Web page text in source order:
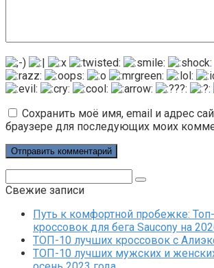
Сохранить моё имя, email и адрес
браузере для последующих моих
Свежие записи
Путь к комфортной пробежке:
кроссовок для бега Saucony на
ТОП-10 лучших кроссовок с
ТОП-10 лучших мужских и